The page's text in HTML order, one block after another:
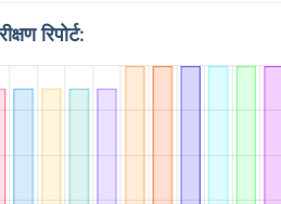
रिपोर्ट: